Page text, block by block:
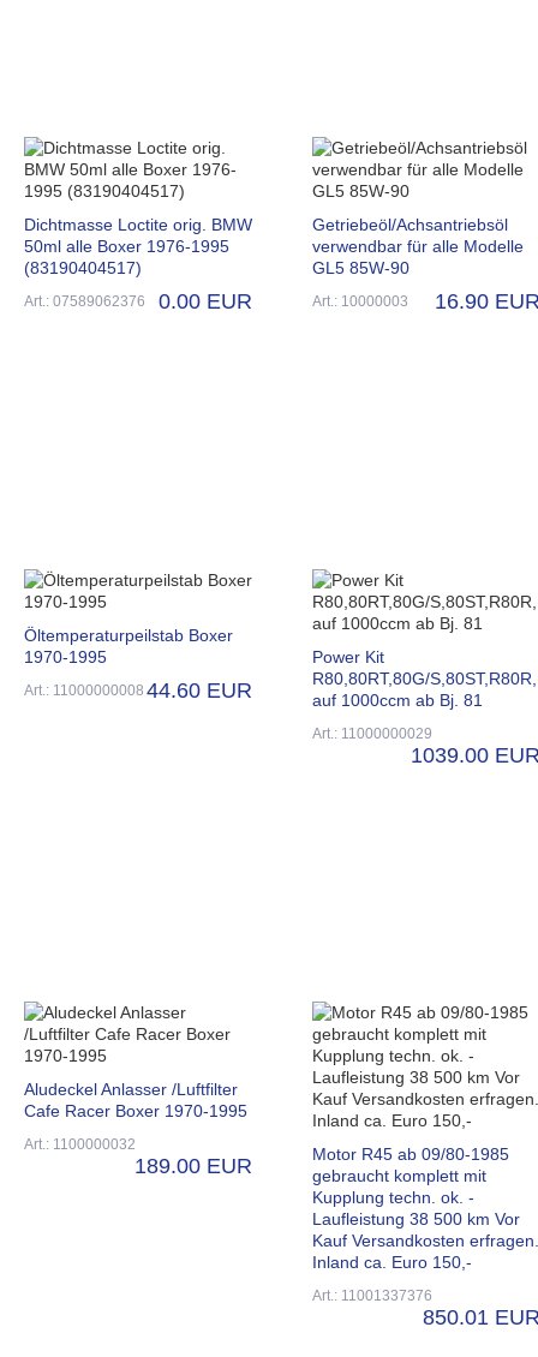
Dichtmasse Loctite orig. BMW
50ml alle Boxer 1976-1995
(83190404517)
Art.: 07589062376 0.00 EUR
Getriebeöl/Achsantriebsöl
verwendbar für alle Modelle
GL5 85W-90
Art.: 10000003 16.90
Öltemperaturpeilstab Boxer
1970-1995
Art.: 11000000008 44.60 EUR
Power Kit
R80,80RT,80G/S,80ST,R80R,
auf 1000ccm ab Bj. 81
Art.: 11000000029
1039.00
Aludeckel Anlasser /Luftfilter
Cafe Racer Boxer 1970-1995
Art.: 1100000032
189.00 EUR
Motor R45 ab 09/80-1985
gebraucht komplett mit
Kupplung techn. ok. -
Laufleistung 38 500 km Vor
Kauf Versandkosten erfragen.
Inland ca. Euro 150,-
Art.: 11001337376
850.01